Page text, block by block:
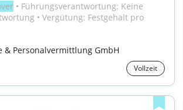
• Führungsverantwortung: Keine
• Vergütung: Festgehalt pro
& Personalvermittlung GmbH
Vollzeit